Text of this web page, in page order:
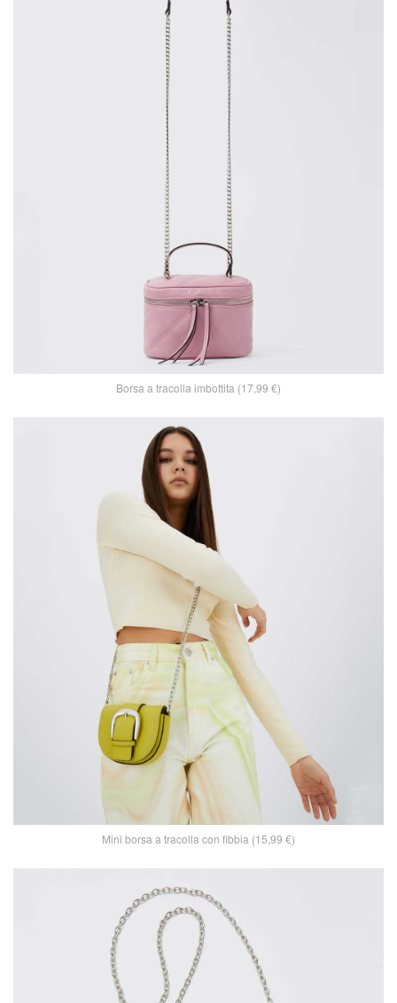
Borsa a tracolla imbottita (17,99 €)
Mini borsa a tracolla con fibbia (15,99 €)